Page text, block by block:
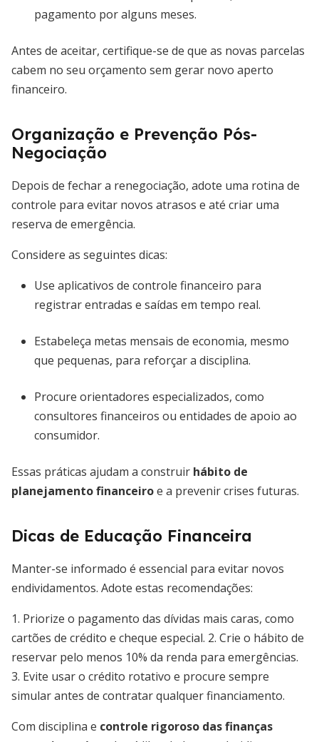
pagamento por alguns meses.
Antes de aceitar, certifique-se de que as novas parcelas
cabem no seu orçamento sem gerar novo aperto
financeiro.
Organização e Prevenção Pós-
Negociação
Depois de fechar a renegociação, adote uma rotina de
controle para evitar novos atrasos e até criar uma
reserva de emergência.
Considere as seguintes dicas:
Use aplicativos de controle financeiro para
registrar entradas e saídas em tempo real.
Estabeleça metas mensais de economia, mesmo
que pequenas, para reforçar a disciplina.
Procure orientadores especializados, como
consultores financeiros ou entidades de apoio ao
consumidor.
Essas práticas ajudam a construir hábito de
planejamento financeiroe a prevenir crises futuras.
Dicas de Educação Financeira
Manter-se informado é essencial para evitar novos
endividamentos. Adote estas recomendações:
1. Priorize o pagamento das dívidas mais caras, como
cartões de crédito e cheque especial. 2. Crie o hábito de
reservar pelo menos 10% da renda para emergências.
3. Evite usar o crédito rotativo e procure sempre
simular antes de contratar qualquer financiamento.
Com disciplina e controle rigoroso das finanças